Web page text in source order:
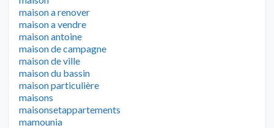
maison a renover
maison a vendre
maison antoine
maison de campagne
maison de ville
maison du bassin
maison particulière
maisons
maisonsetappartements
mamounia